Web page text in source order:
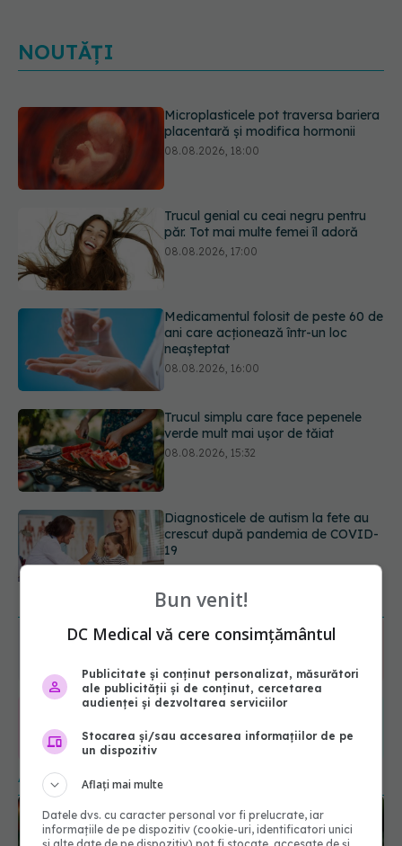
NOUTĂȚI
Trucul genial cu ceai negru pentru
păr. Tot mai multe femei îl adoră
08.08.2026, 17:00
Medicamentul folosit de peste 60 de
ani care acționează într-un loc
neașteptat
Trucul simplu care face pepenele
verde mult mai ușor de tăiat
08.08.2026, 15:32
Diagnosticele de autism la fete au
crescut după pandemia de COVID-
19
Microplasticele pot traversa bariera
placentară și modifica hormonii
08.08.2026, 18:00
URMĂREȘTE-NE ȘI PE:
ABONAȚI
365
URMĂRITORI
1401
ARTICOLE SIMILARE
Bun venit!
DC Medical vă cere consimțământul
Publicitate și conținut personalizat, măsurători
ale publicității și de conținut, cercetarea
audienței și dezvoltarea serviciilor
Stocarea și/sau accesarea informațiilor de pe
un dispozitiv
Aflați mai multe
Datele dvs. cu caracter personal vor fi prelucrate, iar
informațiile de pe dispozitiv (cookie-uri, identificatori unici